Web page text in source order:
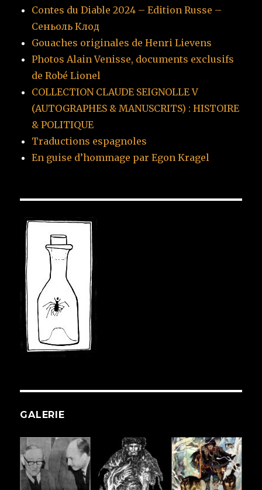
Contes du Diable 2024 – Edition Russe –
Сеньоль Клод
Gouaches originales de Henri Lievens
Photos Alain Venisse, documents exclusifs
de Robé Lionel
COLLECTION CLAUDE SEIGNOLLE V
(AUTOGRAPHES & MANUSCRITS) : HISTOIRE
& POLITIQUE
Traductions espagnoles
En guise d’hommage par Egon Kragel
GALERIE